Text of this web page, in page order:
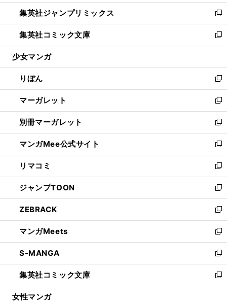
開
く
ウ
で
開
く
ン
ド
ウ
で
開
ウ
ィ
ン
ド
ウ
開
く
し
い
ウ
ィ
ン
ウ
で
開
く
集英社ジャンプリミックス
新
し
い
ウ
ン
ド
ウ
で
開
く
集英社コミック文庫
新
し
ウ
ィ
ン
ド
ウ
で
開
く
少女マンガ
りぼん
新
し
い
ウ
ィ
ン
ド
ウ
で
開
く
マーガレット
新
し
い
ウ
ィ
ン
ド
ウ
で
開
く
別冊マーガレット
新
し
い
ウ
ィ
ン
ド
ウ
で
開
く
マンガMee公式サイト
新
し
い
ウ
ィ
ン
ド
ウ
で
開
く
リマコミ
新
し
い
ウ
ィ
ン
ド
ウ
で
開
く
ジャンプTOON
新
し
い
ウ
ィ
ン
ド
ウ
で
開
ZEBRACK
新
し
い
ウ
ィ
ン
ド
ウ
マンガMeets
新
し
い
ウ
ィ
ン
S-MANGA
新
し
い
ウ
集英社コミック文庫
新
し
女性マンガ